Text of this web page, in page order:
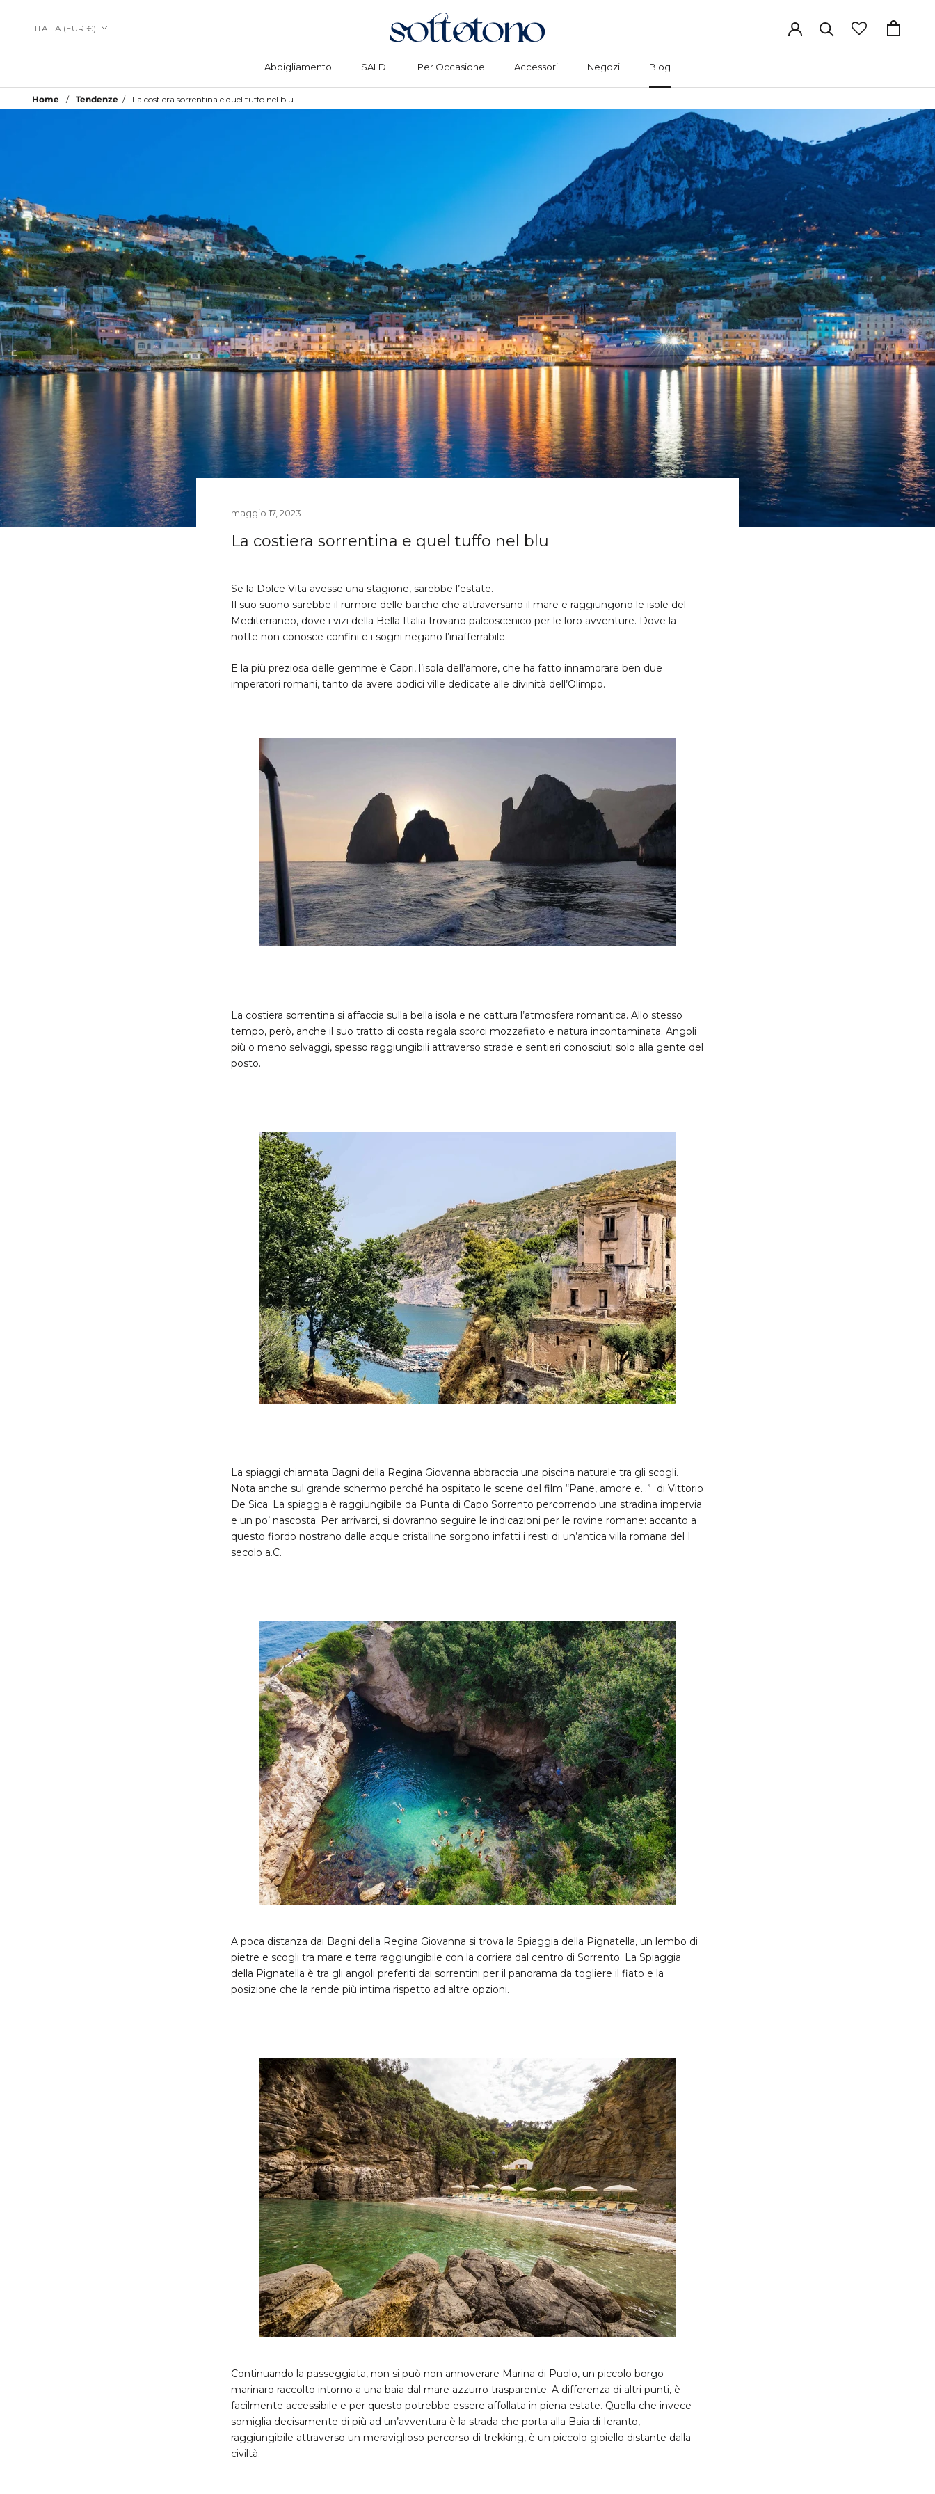
Abbigliamento
SALDI
Per Occasione
Accessori
Negozi
Blog
Paese/Area
ITALIA (EUR €)
Home Tendenze La costiera sorrentina e quel tuffo nel blu
Condividi
maggio 17, 2023
La costiera sorrentina e quel tuffo nel blu
Se la Dolce Vita avesse una stagione, sarebbe l’estate.
Il suo suono sarebbe il rumore delle barche che attraversano il mare e raggiungono le isole del
Mediterraneo, dove i vizi della Bella Italia trovano palcoscenico per le loro avventure. Dove la
notte non conosce confini e i sogni negano l’inafferrabile.
E la più preziosa delle gemme è Capri, l’isola dell’amore, che ha fatto innamorare ben due
imperatori romani, tanto da avere dodici ville dedicate alle divinità dell’Olimpo.
La costiera sorrentina si affaccia sulla bella isola e ne cattura l’atmosfera romantica. Allo stesso
tempo, però, anche il suo tratto di costa regala scorci mozzafiato e natura incontaminata. Angoli
più o meno selvaggi, spesso raggiungibili attraverso strade e sentieri conosciuti solo alla gente del
posto.
La spiaggi chiamata Bagni della Regina Giovanna abbraccia una piscina naturale tra gli scogli.
Nota anche sul grande schermo perché ha ospitato le scene del film “Pane, amore e...” di Vittorio
De Sica. La spiaggia è raggiungibile da Punta di Capo Sorrento percorrendo una stradina impervia
e un po’ nascosta. Per arrivarci, si dovranno seguire le indicazioni per le rovine romane: accanto a
questo fiordo nostrano dalle acque cristalline sorgono infatti i resti di un’antica villa romana del I
secolo a.C.
A poca distanza dai Bagni della Regina Giovanna si trova la Spiaggia della Pignatella, un lembo di
pietre e scogli tra mare e terra raggiungibile con la corriera dal centro di Sorrento. La Spiaggia
della Pignatella è tra gli angoli preferiti dai sorrentini per il panorama da togliere il fiato e la
posizione che la rende più intima rispetto ad altre opzioni.
Continuando la passeggiata, non si può non annoverare Marina di Puolo, un piccolo borgo
marinaro raccolto intorno a una baia dal mare azzurro trasparente. A differenza di altri punti, è
facilmente accessibile e per questo potrebbe essere affollata in piena estate. Quella che invece
somiglia decisamente di più ad un’avventura è la strada che porta alla Baia di Ieranto,
raggiungibile attraverso un meraviglioso percorso di trekking, è un piccolo gioiello distante dalla
civiltà.